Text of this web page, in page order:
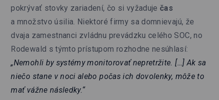
pokrývať stovky zariadení, čo si vyžaduječas
a množstvo úsilia. Niektoré firmy sa domnievajú, že
dvaja zamestnanci zvládnu prevádzku celého SOC, no
Rodewald s týmto prístupom rozhodne nesúhlasí:
„Nemohli by systémy monitorovať nepretržite. […] Ak sa
niečo stane v noci alebo počas ich dovolenky, môže to
mať vážne následky.“